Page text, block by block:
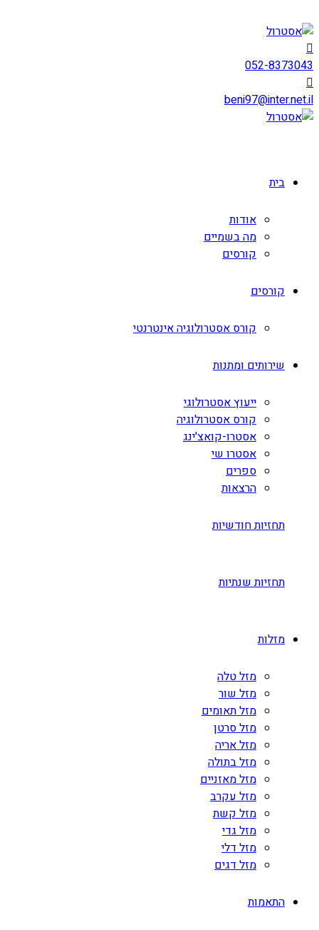
052-8373043
beni97@inter.net.il
בית
אודות
מה בשמיים
קורסים
קורסים
קורס אסטרולוגיה אינטרנטי
שירותים ומתנות
ייעוץ אסטרולוגי
קורס אסטרולוגיה
אסטרו-קואצ'ינג
אסטרו שי
ספרים
הרצאות
תחזיות חודשיות
תחזיות שנתיות
מזלות
מזל טלה
מזל שור
מזל תאומים
מזל סרטן
מזל אריה
מזל בתולה
מזל מאזניים
מזל עקרב
מזל קשת
מזל גדי
מזל דלי
מזל דגים
התאמות